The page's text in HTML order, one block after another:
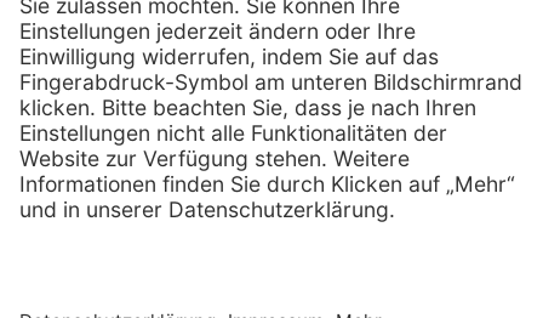
Eigenmarke
Leasing
Technischer Service
Kataloge / Downloads
Kontakt
Außendienst
Lob & Kritik
Retoure anmelden
Zertifikat Rechtliches
Impressum